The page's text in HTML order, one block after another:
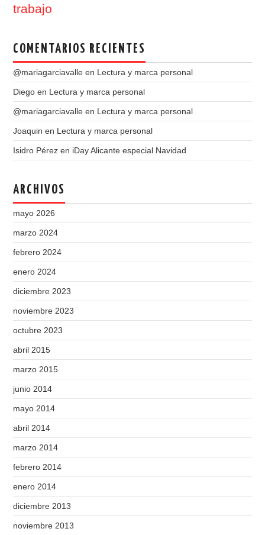
trabajo
COMENTARIOS RECIENTES
@mariagarciavalle en Lectura y marca personal
Diego en Lectura y marca personal
@mariagarciavalle en Lectura y marca personal
Joaquin en Lectura y marca personal
Isidro Pérez en iDay Alicante especial Navidad
ARCHIVOS
mayo 2026
marzo 2024
febrero 2024
enero 2024
diciembre 2023
noviembre 2023
octubre 2023
abril 2015
marzo 2015
junio 2014
mayo 2014
abril 2014
marzo 2014
febrero 2014
enero 2014
diciembre 2013
noviembre 2013